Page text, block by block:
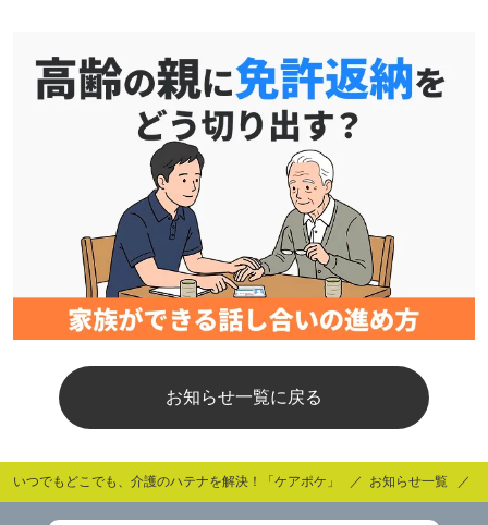
お知らせ一覧に戻る
いつでもどこでも、介護のハテナを解決！「ケアポケ」 お知らせ一覧